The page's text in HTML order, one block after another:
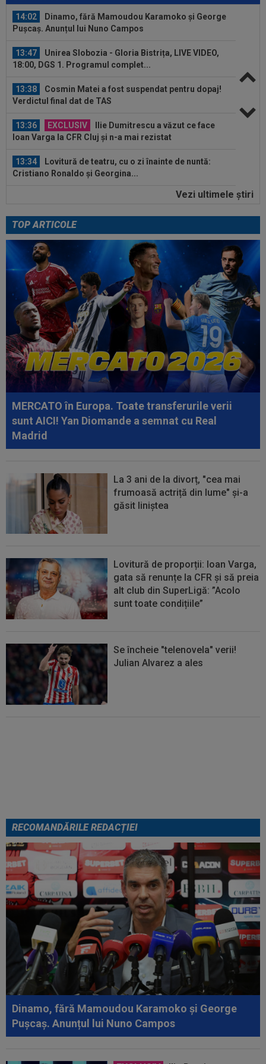
14:02
Dinamo, fără Mamoudou Karamoko și George
Pușcaș. Anunțul lui Nuno Campos
13:47
Unirea Slobozia - Gloria Bistrița, LIVE VIDEO,
18:00, DGS 1. Programul complet...
13:38
Cosmin Matei a fost suspendat pentru dopaj!
Verdictul final dat de TAS
13:36 EXCLUSIV
Ilie Dumitrescu a văzut ce face
Ioan Varga la CFR Cluj și n-a mai rezistat
13:34
Lovitură de teatru, cu o zi înainte de nuntă:
Cristiano Ronaldo și Georgina...
UTA Arad i-a decis viitorul lui
14:18 VIDEO
S-a făcut transferul lui Franco
Mastantuono
14:07
Endrick va rămâne în La Liga, dar nu la Real
Madrid!
14:02
Dinamo, fără Mamoudou Karamoko și George
Pușcaș. Anunțul lui Nuno Campos
13:47
Unirea Slobozia - Gloria Bistrița, LIVE VIDEO,
18:00, DGS 1. Programul complet...
13:38
Cosmin Matei a fost suspendat pentru dopaj!
Verdictul final dat de TAS
Vezi ultimele ştiri
TOP ARTICOLE
MERCATO în Europa. Toate transferurile verii
sunt AICI! Yan Diomande a semnat cu Real
Madrid
La 3 ani de la divorț, "cea mai
frumoasă actriță din lume" și-a
găsit liniștea
Lovitură de proporții: Ioan Varga,
gata să renunțe la CFR și să preia
alt club din SuperLigă: ”Acolo
sunt toate condițiile”
Se încheie "telenovela" verii!
Julian Alvarez a ales
RECOMANDĂRILE REDACȚIEI
Dinamo, fără Mamoudou Karamoko și George
Pușcaș. Anunțul lui Nuno Campos